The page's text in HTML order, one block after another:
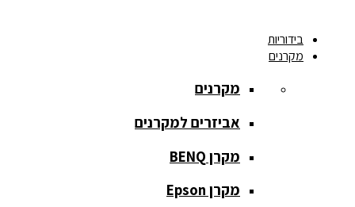
ידני
מסך הקרנה
מסך הקרנה
קבוע
בידוריות
מקרנים
מקרנים
אביזרים למקרנים
מקרן BENQ
מקרן Epson